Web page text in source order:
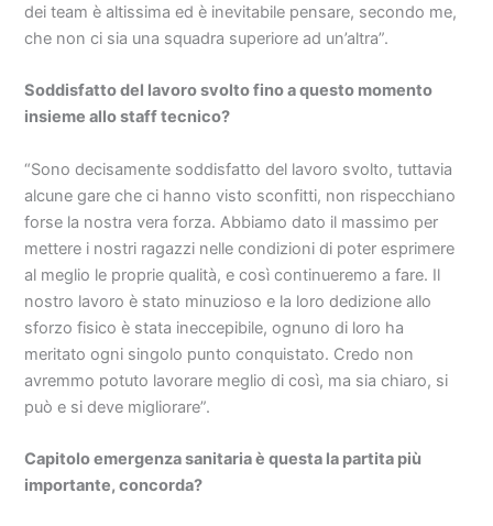
dei team è altissima ed è inevitabile pensare, secondo me,
che non ci sia una squadra superiore ad un’altra”.
Soddisfatto del lavoro svolto fino a questo momento
insieme allo staff tecnico?
“Sono decisamente soddisfatto del lavoro svolto, tuttavia
alcune gare che ci hanno visto sconfitti, non rispecchiano
forse la nostra vera forza. Abbiamo dato il massimo per
mettere i nostri ragazzi nelle condizioni di poter esprimere
al meglio le proprie qualità, e così continueremo a fare. Il
nostro lavoro è stato minuzioso e la loro dedizione allo
sforzo fisico è stata ineccepibile, ognuno di loro ha
meritato ogni singolo punto conquistato. Credo non
avremmo potuto lavorare meglio di così, ma sia chiaro, si
può e si deve migliorare”.
Capitolo emergenza sanitaria è questa la partita più
importante, concorda?